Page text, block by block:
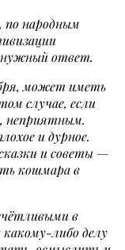
по народным
ответ.
может иметь
случае, если
неприятным.
и дурное.
и советы —
кошмара в
в
либо делу